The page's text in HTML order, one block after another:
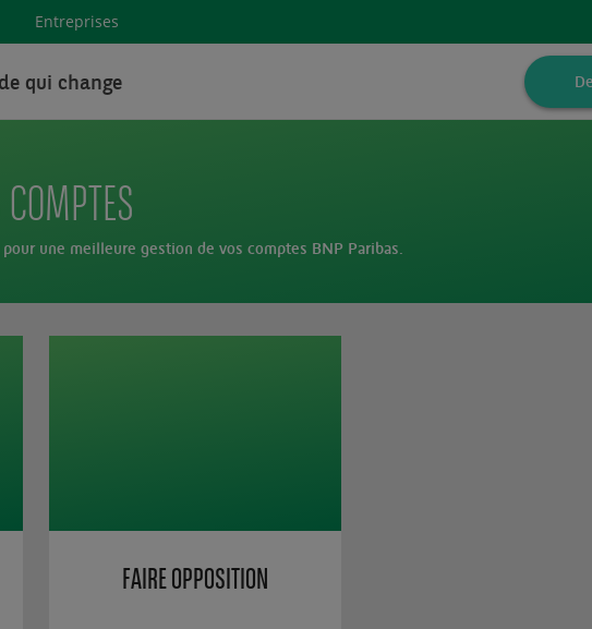
Entreprises
qui change
une meilleure gestion de vos comptes BNP Paribas.
FAIRE OPPOSITION